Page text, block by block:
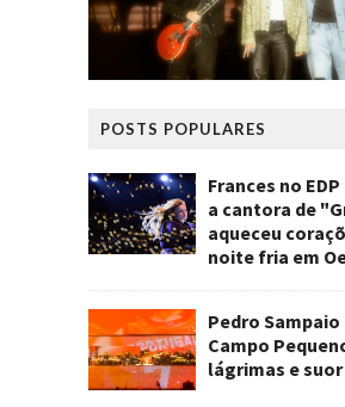
POSTS POPULARES
Frances no
a cantora de
aqueceu
noite fria em
Pedro Sampaio
Campo
lágrimas e suor